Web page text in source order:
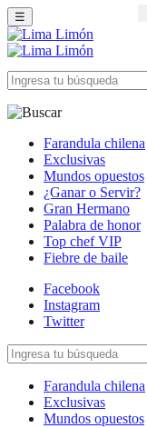
☰
Farandula chilena
Exclusivas
Mundos opuestos
¿Ganar o Servir?
Gran Hermano
Palabra de honor
Top chef VIP
Fiebre de baile
Facebook
Instagram
Twitter
Farandula chilena
Exclusivas
Mundos opuestos